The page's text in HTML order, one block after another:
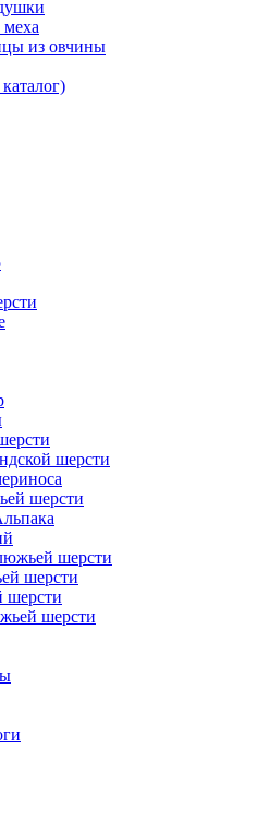
из овчины
шерсти
шерсти
шерсти
шерсти
шерсти
шерсти